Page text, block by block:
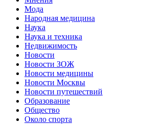
Мода
Народная медицина
Наука
Наука и техника
Недвижимость
Новости
Новости ЗОЖ
Новости медицины
Новости Москвы
Новости путешествий
Образование
Общество
Около спорта